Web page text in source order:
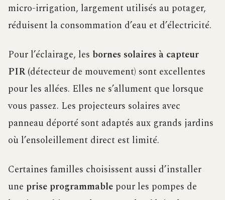
micro-irrigation, largement utilisés au potager,
réduisent la consommation d’eau et d’électricité.
Pour l’éclairage, les bornes solaires à capteur
PIR(détecteur de mouvement) sont excellentes
pour les allées. Elles ne s’allument que lorsque
vous passez. Les projecteurs solaires avec
panneau déporté sont adaptés aux grands jardins
où l’ensoleillement direct est limité.
Certaines familles choisissent aussi d’installer
une prise programmable pour les pompes de